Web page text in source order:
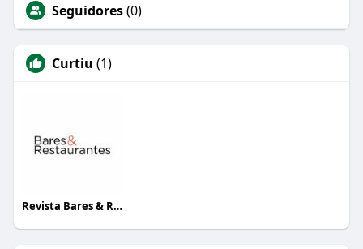
Seguidores(0)
Curtiu (1)
Revista Bares & Restaurantes